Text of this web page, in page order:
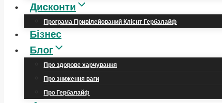
Дисконти
Програма Привілейований Клієнт Гербалайф
Бізнес
Блог
Про здорове харчування
Про зниження ваги
Про Гербалайф